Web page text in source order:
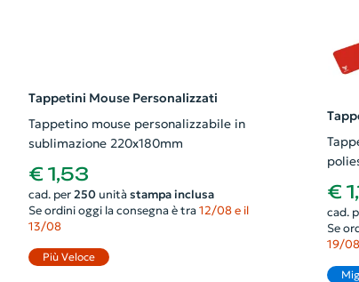
Tappetini Mouse Personalizzati
Tappetino mouse personalizzabile in
sublimazione 220x180mm
€ 1,53
cad. per 250unità stampa inclusa
Se ordini oggi la consegna è tra 12/08 e il
13/08
Più Veloce
€
cad.
Se
19/08